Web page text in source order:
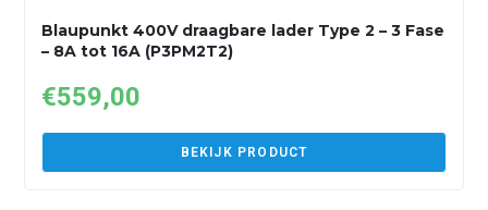
Blaupunkt 400V draagbare lader Type 2 – 3 Fase
– 8A tot 16A (P3PM2T2)
€559,00
BEKIJK PRODUCT